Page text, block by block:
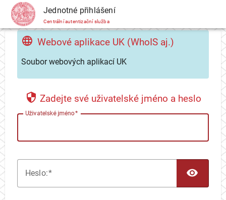
CAS Jednotné přihlášení
Centrální autentizační služba
Webové aplikace UK (WhoIS aj.)
Soubor webových aplikací UK
Zadejte své uživatelské jméno a heslo
Uživatelské jméno
Heslo: